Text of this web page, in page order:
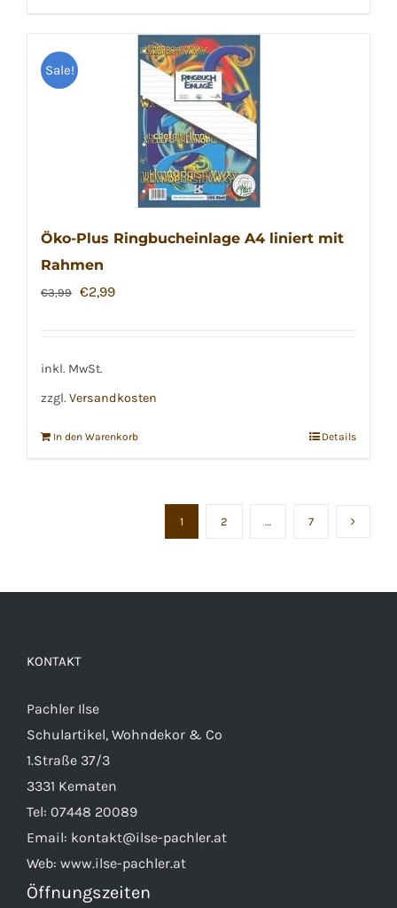
Sale!
Öko-Plus Ringbucheinlage A4 liniert mit
Rahmen
€3,99 Ursprünglicher
€3,99
€2,99Aktueller
inkl. MwSt.
zzgl. Versandkosten
In den Warenkorb Details
1 2 … 7
KONTAKT
Pachler Ilse
Schulartikel, Wohndekor & Co
1.Straße 37/3
3331 Kematen
Tel: 07448 20089
Email: kontakt@ilse-pachler.at
Web: www.ilse-pachler.at
Öffnungszeiten